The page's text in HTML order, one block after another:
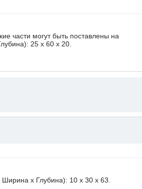
части могут быть поставлены на
25 x 60 х 20.
х Глубина): 10 x 30 х 63.